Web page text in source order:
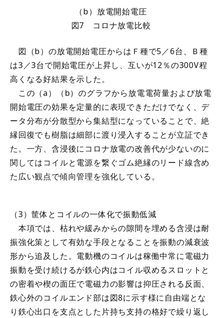
（b）放電開始電圧
図7 コロナ放電比較
図（b）の放電開始電圧からはＦ種で5／6台、Ｂ種
は3／3台で開始電圧が上昇し、互いが12％の300V程
高くなる好結果を示した。
この（a）（b）のグラフから放電電荷量および放電
開始電圧の効果を定量的に表現できただけでなく、デ
ータ分布が分散型から集結型になっていることで、絶
縁回復でも樹脂は細部に渡り浸入することが立証でき
た。一方、含浸後にコロナ放電の改善代が少ないのに
関してはコイルと電源を繋ぐゴム絶縁のリード線含め
た広い観点で傾向管理を強化している。
（3）筐体とコイルの一体化で振動低減
本項では、枯れや緩みからの隙間を埋める含浸は耐
振強化策として有効な手段となることを振動の減衰波
形から追及した。電動機のコイルは稼働中常に電磁力
振動を受け続けるが鉄心内はコイル収めるスロットと
の密着や楔の面圧で電磁力の影響は抑圧される反面、
鉄心外のコイルエンド部は図8に示す様に自由端とな
り鉄心出口を支点とした片持ち支持の格好で繰り返し